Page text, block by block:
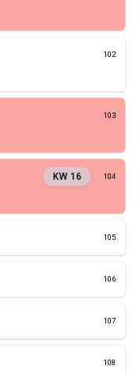
102
103
KW 16 104
105
106
107
108